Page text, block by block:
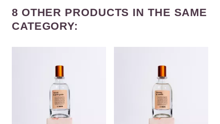
8 OTHER PRODUCTS IN THE SAME
CATEGORY: